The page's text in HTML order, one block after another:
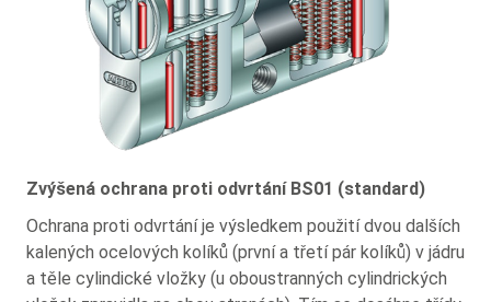
Zvýšená ochrana proti odvrtání BS01 (standard)
Ochrana proti odvrtání je výsledkem použití dvou dalších
kalených ocelových kolíků (první a třetí pár kolíků) v jádru
a těle cylindické vložky (u oboustranných cylindrických